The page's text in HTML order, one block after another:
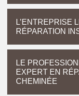
L’ENTREPRISE
RÉPARATION
LE
EXPERT EN
CHEMINÉE